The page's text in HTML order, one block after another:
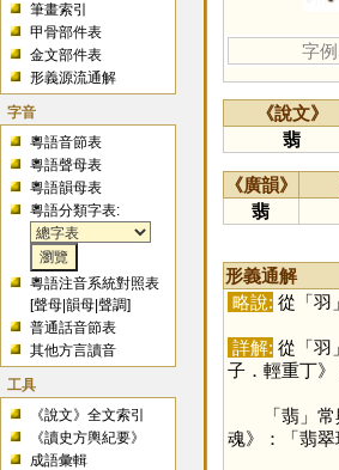
筆畫索引
甲骨部件表
金文部件表
形義源流通解
字音
粵語音節表
粵語聲母表
粵語韻母表
粵語分類字表:
粵語注音系統對照表
[聲母 |韻母 |聲調]
普通話音節表
其他方言讀音
工具
《說文》全文索引
《讀史方輿紀要》
成語彙輯
字
《說文》
翡
《廣韻》
翡
形義通解
略說: 從「羽
詳解: 從「羽
子．輕重丁》
「翡」常
魂》：「翡